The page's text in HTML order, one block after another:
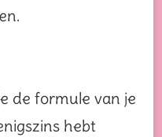
de formule van je
hebt